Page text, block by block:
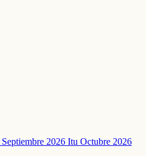
Septiembre 2026 Itu Octubre 2026